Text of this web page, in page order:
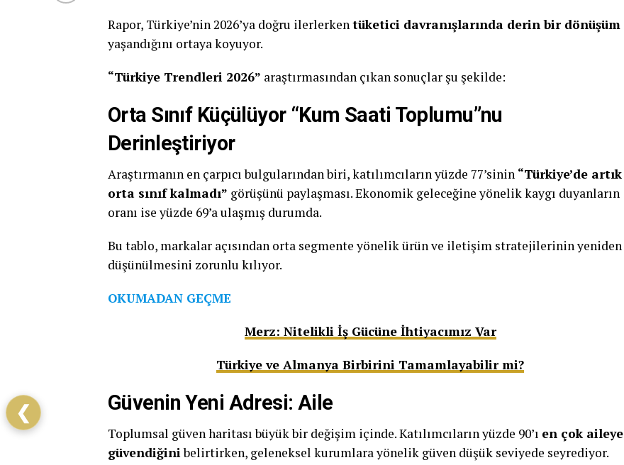
Rapor, Türkiye’nin 2026’ya doğru ilerlerken tüketici davranışlarında derin bir dönüşüm
yaşandığını ortaya koyuyor.
“Türkiye Trendleri 2026” araştırmasından çıkan sonuçlar şu şekilde:
Orta Sınıf Küçülüyor “Kum Saati Toplumu”nu
Derinleştiriyor
Araştırmanın en çarpıcı bulgularından biri, katılımcıların yüzde 77’sinin “Türkiye’de artık
orta sınıf kalmadı” görüşünü paylaşması. Ekonomik geleceğine yönelik kaygı duyanların
oranı ise yüzde 69’a ulaşmış durumda.
Bu tablo, markalar açısından orta segmente yönelik ürün ve iletişim stratejilerinin yeniden
düşünülmesini zorunlu kılıyor.
OKUMADAN GEÇME
Merz: Nitelikli İş Gücüne İhtiyacımız Var
Türkiye ve Almanya Birbirini Tamamlayabilir mi?
Güvenin Yeni Adresi: Aile
Toplumsal güven haritası büyük bir değişim içinde. Katılımcıların yüzde 90’ı en çok aileye
güvendiğini belirtirken, geleneksel kurumlara yönelik güven düşük seviyede seyrediyor.
❮